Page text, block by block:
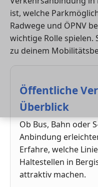
ist, welche
Radwege und ÖPNV
wichtige Rolle spielen.
zu deinem
Öffentliche
Überblick
Ob Bus, Bahn oder
Anbindung
Erfahre, welche
Haltestellen in
attraktiv machen.